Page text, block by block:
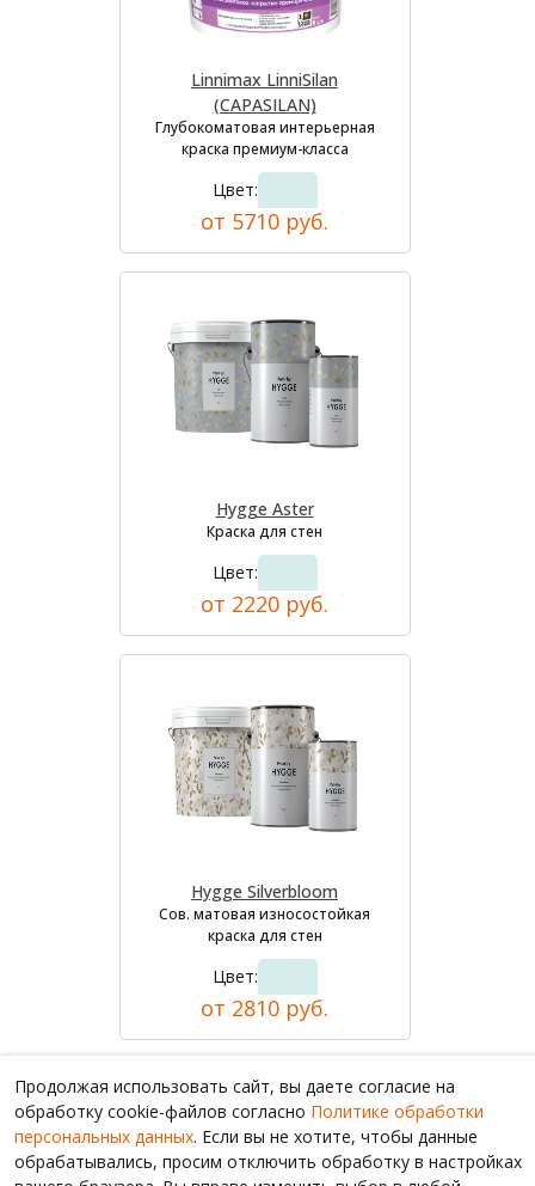
Linnimax LinniSilan
(CAPASILAN)
Глубокоматовая интерьерная
краска премиум-класса
Цвет:
от 5710 руб.
Hygge Aster
Краска для стен
Цвет:
от 2220 руб.
Hygge Silverbloom
Сов. матовая износостойкая
краска для стен
Цвет:
от 2810 руб.
Продолжая использовать сайт, вы даете согласие на
обработку cookie-файлов согласно Политике обработки
персональных данных. Если вы не хотите, чтобы данные
обрабатывались, просим отключить обработку в настройках